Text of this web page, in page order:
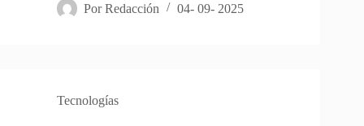
Por Redacción 04- 09- 2025
Tecnologías